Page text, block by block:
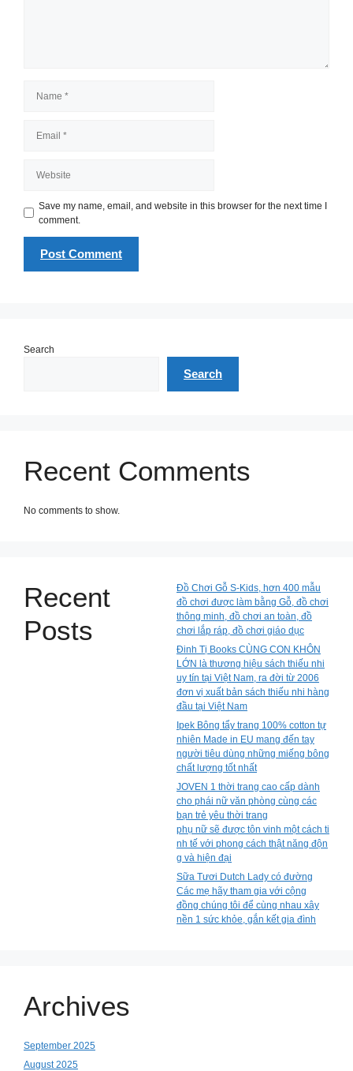
Save my name, email, and website in this browser for the next time I
comment.
Search
Search
Recent Comments
No comments to show.
Recent
Posts
Đồ Chơi Gỗ S-Kids, hơn 400 mẫu
đồ chơi được làm bằng Gỗ, đồ chơi
thông minh, đồ chơi an toàn, đồ
chơi lắp ráp, đồ chơi giáo dục
Đinh Tị Books CÙNG CON KHÔN
LỚN là thương hiệu sách thiếu nhi
uy tín tại Việt Nam, ra đời từ 2006
đơn vị xuất bản sách thiếu nhi hàng
đầu tại Việt Nam
Ipek Bông tẩy trang 100% cotton tự
nhiên Made in EU mang đến tay
người tiêu dùng những miếng bông
chất lượng tốt nhất
JOVEN 1 thời trang cao cấp dành
cho phái nữ văn phòng cùng các
bạn trẻ yêu thời trang
phụ nữ sẽ được tôn vinh một cách ti
nh tế với phong cách thật năng độn
g và hiện đại
Sữa Tươi Dutch Lady có đường
Các mẹ hãy tham gia với cộng
đồng chúng tôi để cùng nhau xây
nền 1 sức khỏe, gắn kết gia đình
Archives
September 2025
August 2025